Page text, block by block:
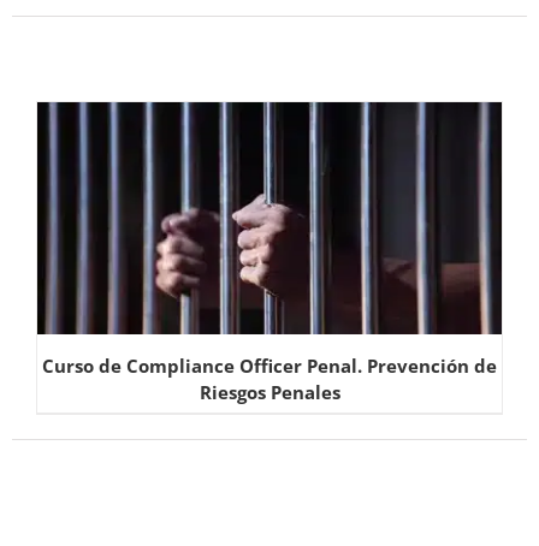
Curso de Compliance Officer Penal. Prevención de
Riesgos Penales